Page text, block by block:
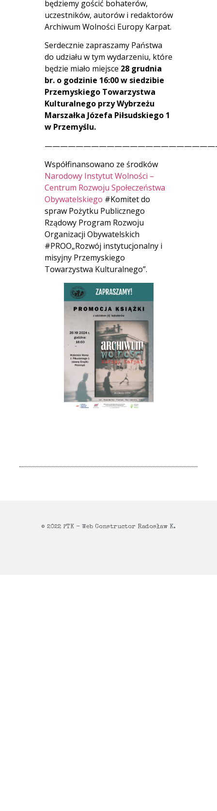
będziemy gościć bohaterów,
uczestników, autorów i redaktorów
Archiwum Wolności Europy Karpat.
Serdecznie zapraszamy Państwa
do udziału w tym wydarzeniu, które
będzie miało miejsce 28 grudnia
br. o godzinie 16:00 w siedzibie
Przemyskiego Towarzystwa
Kulturalnego przy Wybrzeżu
Marszałka Józefa Piłsudskiego 1
w Przemyślu.
Współfinansowano ze środków
Narodowy Instytut Wolności –
Centrum Rozwoju Społeczeństwa
Obywatelskiego #Komitet do
spraw Pożytku Publicznego
Rządowy Program Rozwoju
Organizacji Obywatelskich
#PROO„Rozwój instytucjonalny i
misyjny Przemyskiego
Towarzystwa Kulturalnego”.
© 2022 PTK - Web Constructor Radosław K.